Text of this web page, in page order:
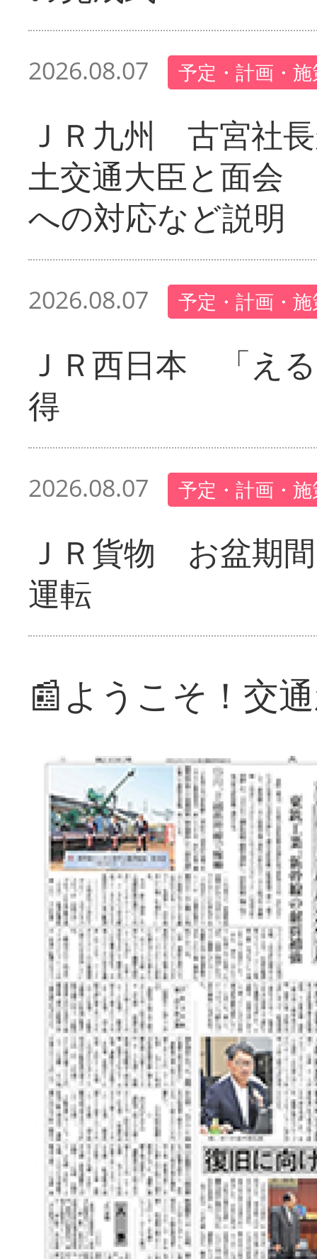
2026.08.07 予定・計画・
ＪＲ九州 古宮社
土交通大臣と面会
への対応など説明
2026.08.07 予定・計画・
ＪＲ西日本 「え
得
2026.08.07 予定・計画・
ＪＲ貨物 お盆期
運転
📰ようこそ！交